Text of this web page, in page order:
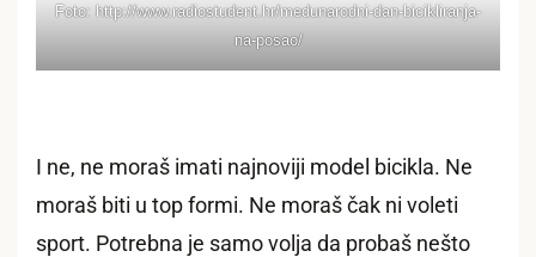
Foto: http://www.radiostudent.hr/medunarodni-dan-bicikliranja-
na-posao/
I ne, ne moraš imati najnoviji model bicikla. Ne
moraš biti u top formi. Ne moraš čak ni voleti
sport. Potrebna je samo volja da probaš nešto